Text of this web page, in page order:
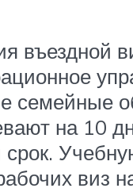
въездной
на 10
виз